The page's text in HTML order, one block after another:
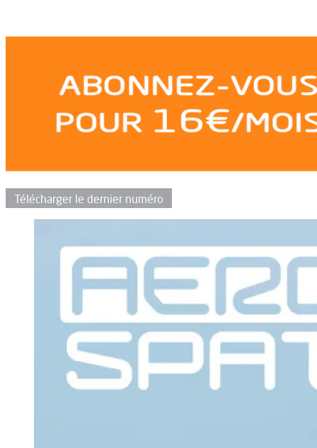
Télécharger le dernier numéro